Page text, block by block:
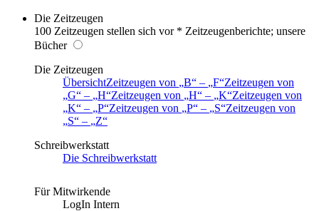
Die Zeitzeugen
100 Zeitzeugen stellen sich vor * Zeitzeugenberichte; unsere
Bücher
Die Zeitzeugen
ÜbersichtZeitzeugen von B – F Zeitzeugen von
G
– H Zeitzeugen von H – K Zeitzeugen von
K
– P Zeitzeugen von P – S Zeitzeugen von
S
–
Z
Schreibwerkstatt
Die Schreibwerkstatt
Für Mitwirkende
LogIn Intern